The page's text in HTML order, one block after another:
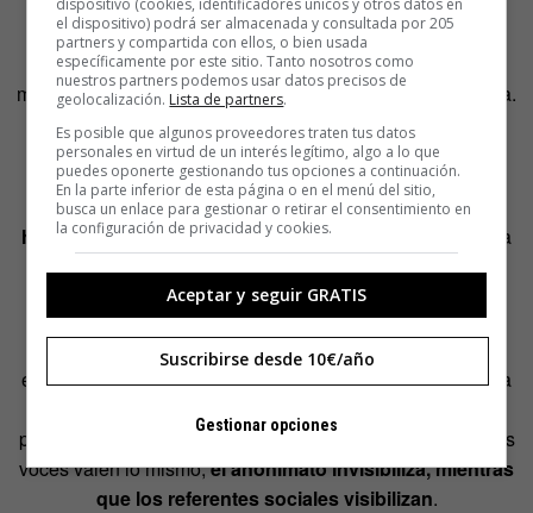
ingrediente, los medios de comunicación. Solo cuando
estos se hacen eco de este tipo de noticias la voz de las
minorías se proyecta más allá de sus círculos de confianza.
El rol de los referentes sociales es vital para que la
sociedad avance y saque a la luztemas que nos hacen
más diversos, más tolerantes y, sobre todo, más
humanos. Porque una sociedad justa no debería anular a
los colectivos que se salen de lo que se considera
normativo.
Pero, a la vez, es triste pensar que, sin la existencia de
estos referentes, a los medios de comunicación les cuesta
personas anónimas. Porque lamentablemente no todas las
voces valen lo mismo;el anonimato invisibiliza, mientras
que los referentes sociales visibilizan.
dispositivo (cookies, identificadores únicos y otros datos en
el dispositivo) podrá ser almacenada y consultada por 205
partners y compartida con ellos, o bien usada
específicamente por este sitio. Tanto nosotros como
nuestros partners podemos usar datos precisos de
geolocalización. Lista de partners.
Es posible que algunos proveedores traten tus datos
personales en virtud de un interés legítimo, algo a lo que
puedes oponerte gestionando tus opciones a continuación.
En la parte inferior de esta página o en el menú del sitio,
busca un enlace para gestionar o retirar el consentimiento en
la configuración de privacidad y cookies.
Aceptar y seguir GRATIS
Suscribirse desde 10€/año
Gestionar opciones